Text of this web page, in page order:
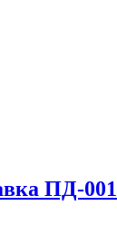
ПД-001